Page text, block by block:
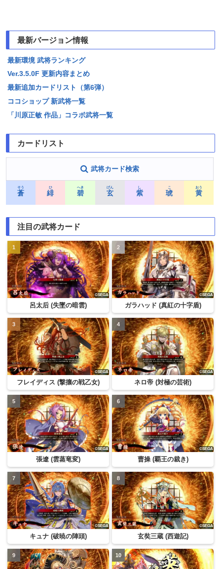
最新バージョン情報
最新環境 武将ランキング
Ver.3.5.0F 更新内容まとめ
最新追加カードリスト（第6弾）
ココショップ 新武将一覧
「川原正敏 作品」コラボ武将一覧
カードリスト
武将カード検索
蒼
そう
緋
ひ
碧
へき
玄
げん
紫
し
琥
こ
黄
おう
注目の武将カード
呂太后 (失墜の暗雲) ガラハッド (真紅の十字盾)
フレイディス (撃攘の戦乙女) ネロ帝 (対極の芸術)
張遼 (雲蒸竜変) 曹操 (覇王の裁き)
キュナ (破暁の陣頭) 玄奘三蔵 (西遊記)